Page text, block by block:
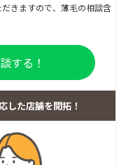
きますので、薄毛の相談含
する！
した店舗を開拓！